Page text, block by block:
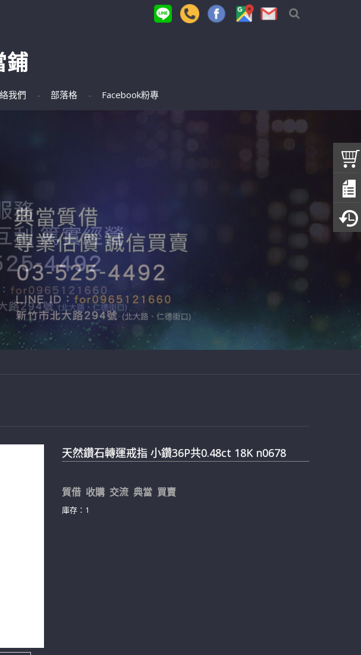
鋪
我們 部落格 Facebook粉專
天然鑽石轉運戒指 小鑽36P共0.48ct 18K n0678
質借 收購 交流 典當 買賣
庫存：1